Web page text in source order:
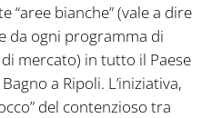
“aree bianche” (vale a dire
da ogni programma di
mercato) in tutto il Paese
a Ripoli. L’iniziativa,
del contenzioso tra